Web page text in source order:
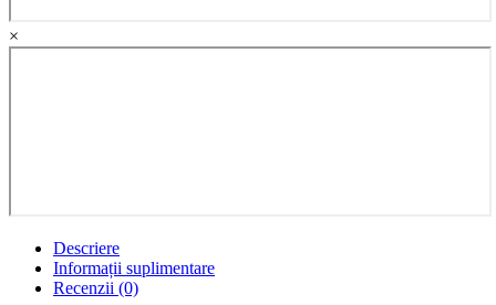
×
Descriere
Informații suplimentare
Recenzii (0)